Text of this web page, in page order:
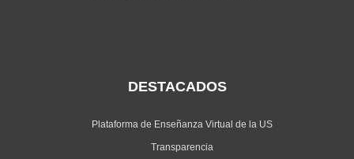
DESTACADOS
Plataforma de Enseñanza Virtual de la US
Transparencia